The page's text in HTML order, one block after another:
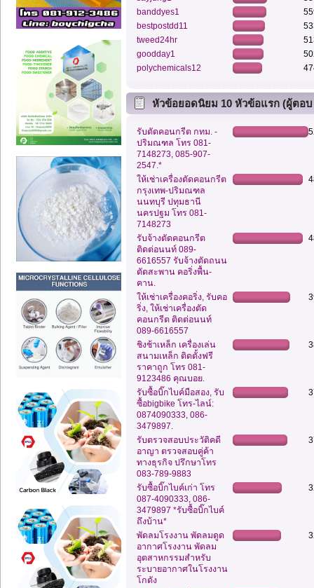
banddyes1
bestpostdd11
tweed24hr
goodday1
polychemicals12
หัวข้อยอดนิยม 10 หัวข้อแรก (ผู้ตอบ
สูงสุด)
รับตัดคอนกรีต กทม. -
ปริมณฑล โทร 081-
7148273, 085-907-
2547.*
ให้เช่าเครื่องตัดคอนกรีต
กรุงเทพ-ปริมณฑล
นนทบุรี ปทุมธานี
นครปฐม โทร 081-
7148273
รับจ้างตัดคอนกรีต
ติดต่อนนท์ 089-
6616557 รับจ้างตัดถนน
ตัดสะพาน คอริ่งพื้น-
คาน.
ให้เช่าเครื่องคอริ่ง, รับคอ
ริ่ง, ให้เช่าเครื่องตัด
คอนกรีต ติดต่อนนท์
089-6616557
ชิงช้าเหล็ก เครื่องเล่น
สนามเหล็ก ติดตั้งฟรี
ราคาถูก โทร 081-
9123486 คุณบอย.
รับซื้อบิ๊กไบค์มือสอง, รับ
ซื้อbigbike โทร-ไลน์:
0874090333, 086-
3479897.
รับตรวจสอบประวัติคดี
อาญา ตรวจสอบคู่ค้า
ทางธุรกิจ ปรึกษาโทร
083-789-9883
รับซื้อบิ๊กไบค์เก่า โทร
087-4090333, 086-
3479897 *รับซื้อบิ๊กไบค์
ถึงบ้าน*
พัดลมโรงงาน พัดลมดูด
อากาศโรงงาน พัดลม
อุตสาหกรรมสำหรับ
ระบายอากาศในโรงงาน
โกดัง